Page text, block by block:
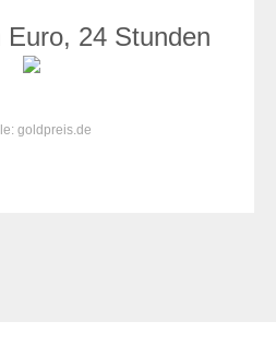
Euro, 24 Stunden
goldpreis.de